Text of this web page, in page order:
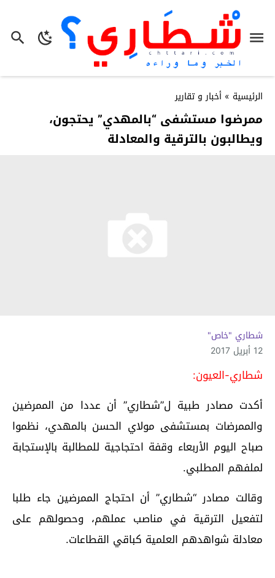
الرئيسية » أخبار و تقارير
ممرضوا مستشفى “بالمهدي” يحتجون،
ويطالبون بالترقية والمعادلة
شطاري "خاص"
12 أبريل 2017
شطاري-العيون:
أكدت مصادر طبية ل”شطاري” أن عددا من الممرضين
والممرضات بمستشفى مولاي الحسن بالمهدي، نظموا
صباح اليوم الأربعاء وقفة احتجاجية للمطالبة بالإستجابة
لملفهم المطلبي.
وقالت مصادر “شطاري” أن احتجاج الممرضين جاء طلبا
لتفعيل الترقية في مناصب عملهم، وحصولهم على
معادلة شواهدهم العلمية كباقي القطاعات.